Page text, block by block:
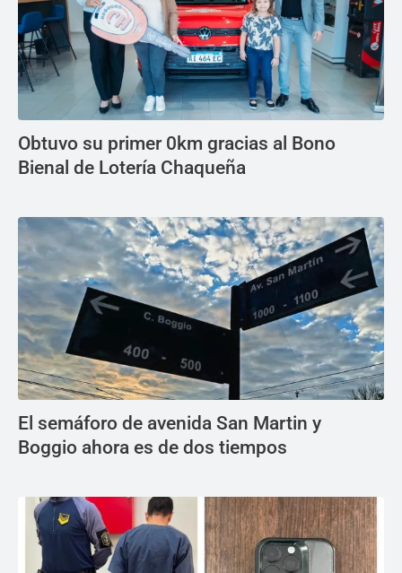
Obtuvo su primer 0km gracias al Bono
Bienal de Lotería Chaqueña
El semáforo de avenida San Martin y
Boggio ahora es de dos tiempos